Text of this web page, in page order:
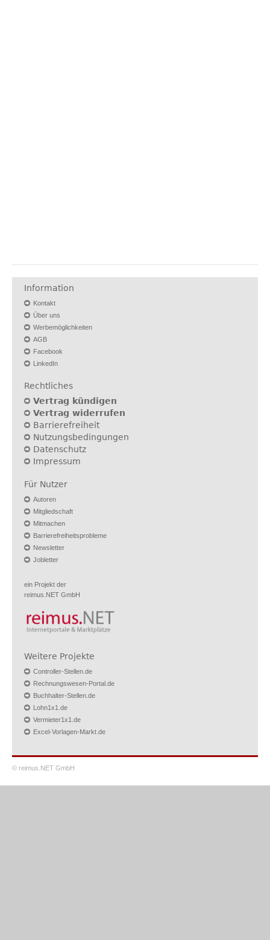
Information
Kontakt
Über uns
Werbemöglichkeiten
AGB
Facebook
LinkedIn
Rechtliches
Vertrag kündigen
Vertrag widerrufen
Barrierefreiheit
Nutzungsbedingungen
Datenschutz
Impressum
Für Nutzer
Autoren
Mitgliedschaft
Mitmachen
Barrierefreiheitsprobleme
Newsletter
Jobletter
ein Projekt der
reimus.NET GmbH
Weitere Projekte
Controller-Stellen.de
Rechnungswesen-Portal.de
Buchhalter-Stellen.de
Lohn1x1.de
Vermieter1x1.de
Excel-Vorlagen-Markt.de
© reimus.NET GmbH